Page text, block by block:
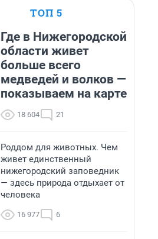
ТОП 5
Где в Нижегородской
области живет
больше всего
медведей и волков —
показываем на карте
18 604 21
Роддом для животных. Чем
живет единственный
нижегородский заповедник
— здесь природа отдыхает от
человека
16 977 6